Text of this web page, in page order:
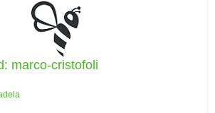
marco-cristofoli